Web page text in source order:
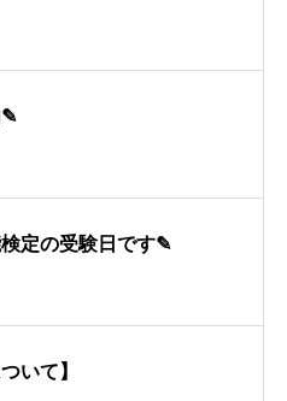
✎︎
定の受験日です✎︎
いて】